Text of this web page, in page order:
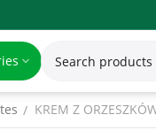
/ KREM Z